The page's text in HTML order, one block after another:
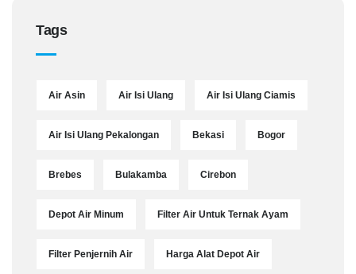
Tags
Air Asin Air Isi Ulang Air Isi Ulang Ciamis
Air Isi Ulang Pekalongan Bekasi Bogor
Brebes Bulakamba Cirebon
Depot Air Minum Filter Air Untuk Ternak Ayam
Filter Penjernih Air Harga Alat Depot Air